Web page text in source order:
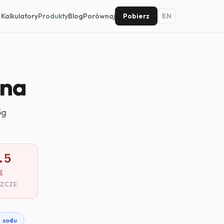
KalkulatoryProduktyBlogPorównaj Pobierz EN
sodu